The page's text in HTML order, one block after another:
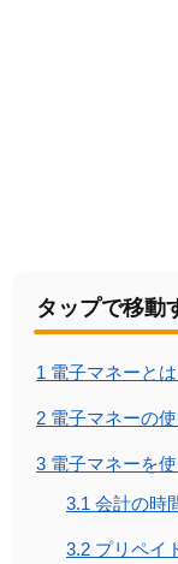
タップで移動
1 電子マネーと
2 電子マネーの
3 電子マネーを
3.1 会計の時
3.2 プリペイ